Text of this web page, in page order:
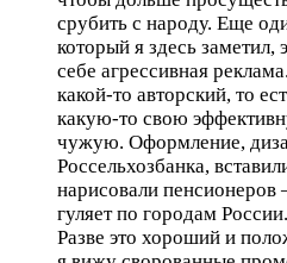
срубить с народу. Еще
который я здесь заметил,
себе агрессивная
какой-то авторский, то
какую-то свою
чужую. Оформление,
Россельхозбанка,
нарисовали пенсионеров
гуляет по городам
Разве это хороший и